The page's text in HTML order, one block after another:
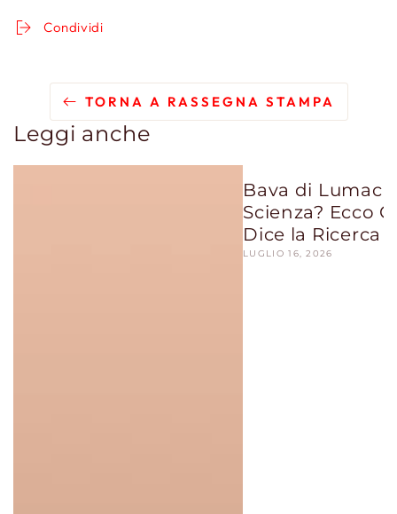
Condividi
TORNA A RASSEGNA STAMPA
Leggi anche
Bava di
Scienza? Ecco
Dice la Ricerca
LUGLIO 16, 2026